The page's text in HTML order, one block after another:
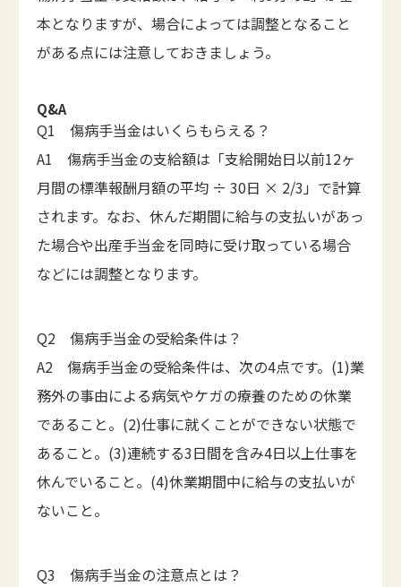
本となりますが、場合によっては調整となること
がある点には注意しておきましょう。
Q&A
Q1 傷病手当金はいくらもらえる？
A1 傷病手当金の支給額は「支給開始日以前12ヶ
月間の標準報酬月額の平均 ÷ 30日 × 2/3」で計算
されます。なお、休んだ期間に給与の支払いがあっ
た場合や出産手当金を同時に受け取っている場合
などには調整となります。
Q2 傷病手当金の受給条件は？
A2 傷病手当金の受給条件は、次の4点です。(1)業
務外の事由による病気やケガの療養のための休業
であること。(2)仕事に就くことができない状態で
あること。(3)連続する3日間を含み4日以上仕事を
休んでいること。(4)休業期間中に給与の支払いが
ないこと。
Q3 傷病手当金の注意点とは？